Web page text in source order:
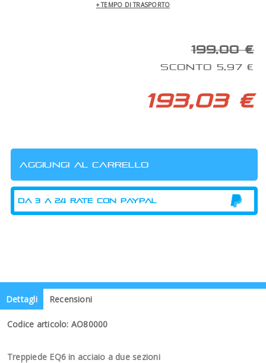
+ TEMPO DI TRASPORTO
199,00 €
SCONTO 5,97 €
193,03 €
Dettagli Recensioni
Codice articolo: AO80000
Treppiede EQ6 in acciaio a due sezioni